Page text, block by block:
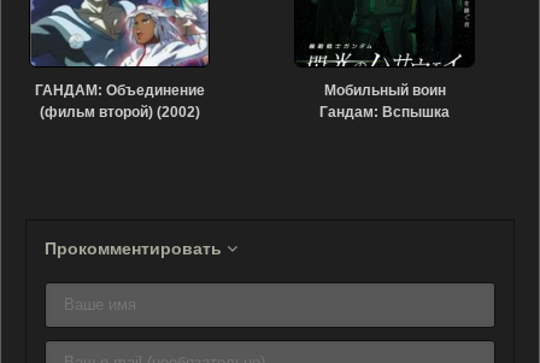
ГАНДАМ: Объединение
(фильм второй) (2002)
Мобильный воин
Гандам: Вспышка
Прокомментировать